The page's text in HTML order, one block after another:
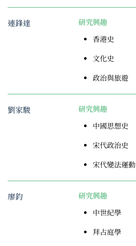
連鋒達 研究興趣
香港史
文化史
政治與旅遊
劉家駿 研究興趣
中國思想史
宋代政治史
宋代變法運動
廖鈞 研究興趣
中世紀學
拜占庭學